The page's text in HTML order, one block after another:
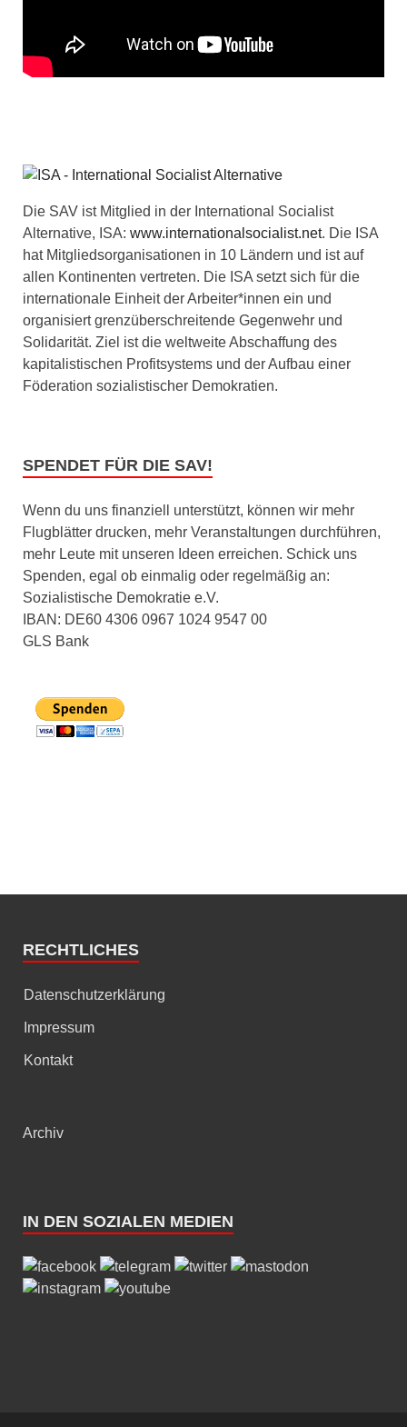
Die SAV ist Mitglied in der International Socialist
Alternative, ISA: www.internationalsocialist.net. Die ISA
hat Mitgliedsorganisationen in 10 Ländern und ist auf
allen Kontinenten vertreten. Die ISA setzt sich für die
internationale Einheit der Arbeiter*innen ein und
organisiert grenzüberschreitende Gegenwehr und
Solidarität. Ziel ist die weltweite Abschaffung des
kapitalistischen Profitsystems und der Aufbau einer
Föderation sozialistischer Demokratien.
SPENDET FÜR DIE SAV!
Wenn du uns finanziell unterstützt, können wir mehr
Flugblätter drucken, mehr Veranstaltungen durchführen,
mehr Leute mit unseren Ideen erreichen. Schick uns
Spenden, egal ob einmalig oder regelmäßig an:
Sozialistische Demokratie e.V.
IBAN: DE60 4306 0967 1024 9547 00
GLS Bank
RECHTLICHES
Datenschutzerklärung
Impressum
Kontakt
Archiv
IN DEN SOZIALEN MEDIEN